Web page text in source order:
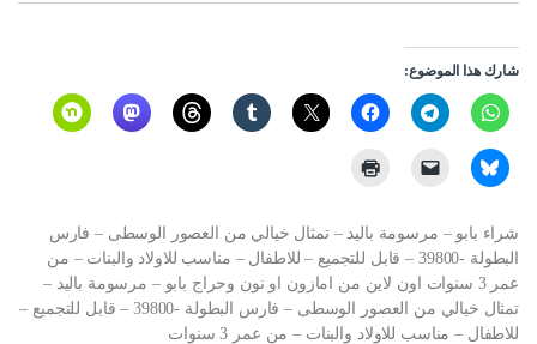
شارك هذا الموضوع:
شراء بابو – مرسومة باليد – تمثال خيالي من العصور الوسطى – فارس
البطولة -39800 – قابل للتجميع – للاطفال – مناسب للاولاد والبنات – من
عمر 3 سنوات اون لاين من امازون او نون وحراج بابو – مرسومة باليد –
تمثال خيالي من العصور الوسطى – فارس البطولة -39800 – قابل للتجميع –
للاطفال – مناسب للاولاد والبنات – من عمر 3 سنوات